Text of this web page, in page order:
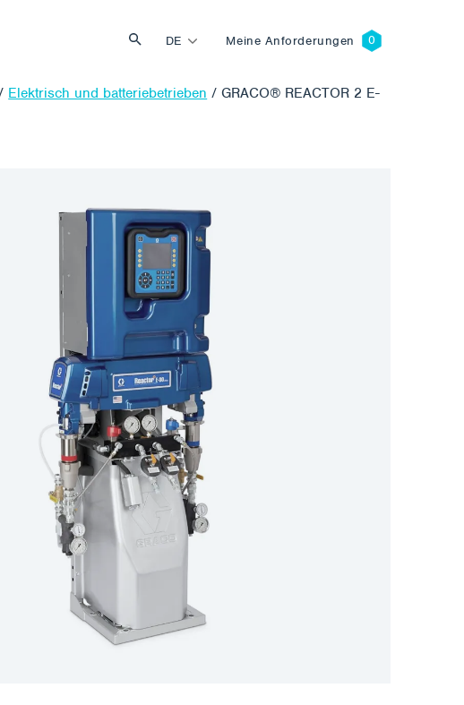
DE Meine Anforderungen
Elektrisch und batteriebetrieben /GRACO® REACTOR 2 E-